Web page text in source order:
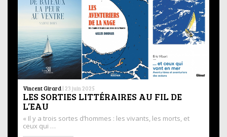
Vincent Girard | 23 juin 2025
LES SORTIES LITTÉRAIRES AU FIL DE
L’EAU
« Il y a trois sortes d’hommes : les vivants, les morts, et
ceux qui …